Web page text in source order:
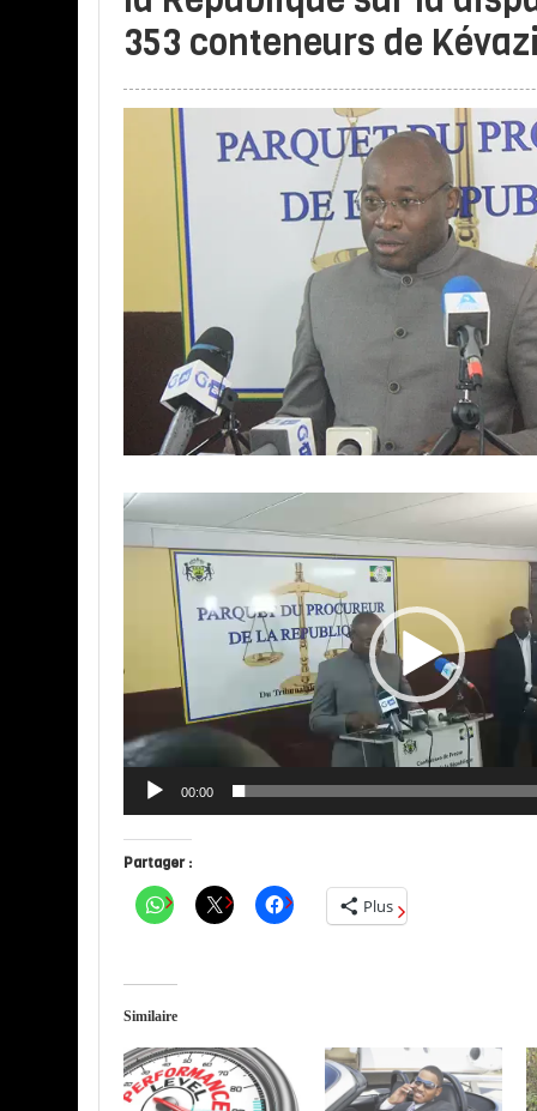
353 conteneurs de
Lecteur
vidéo
00:00
Partager :
Plus
Similaire